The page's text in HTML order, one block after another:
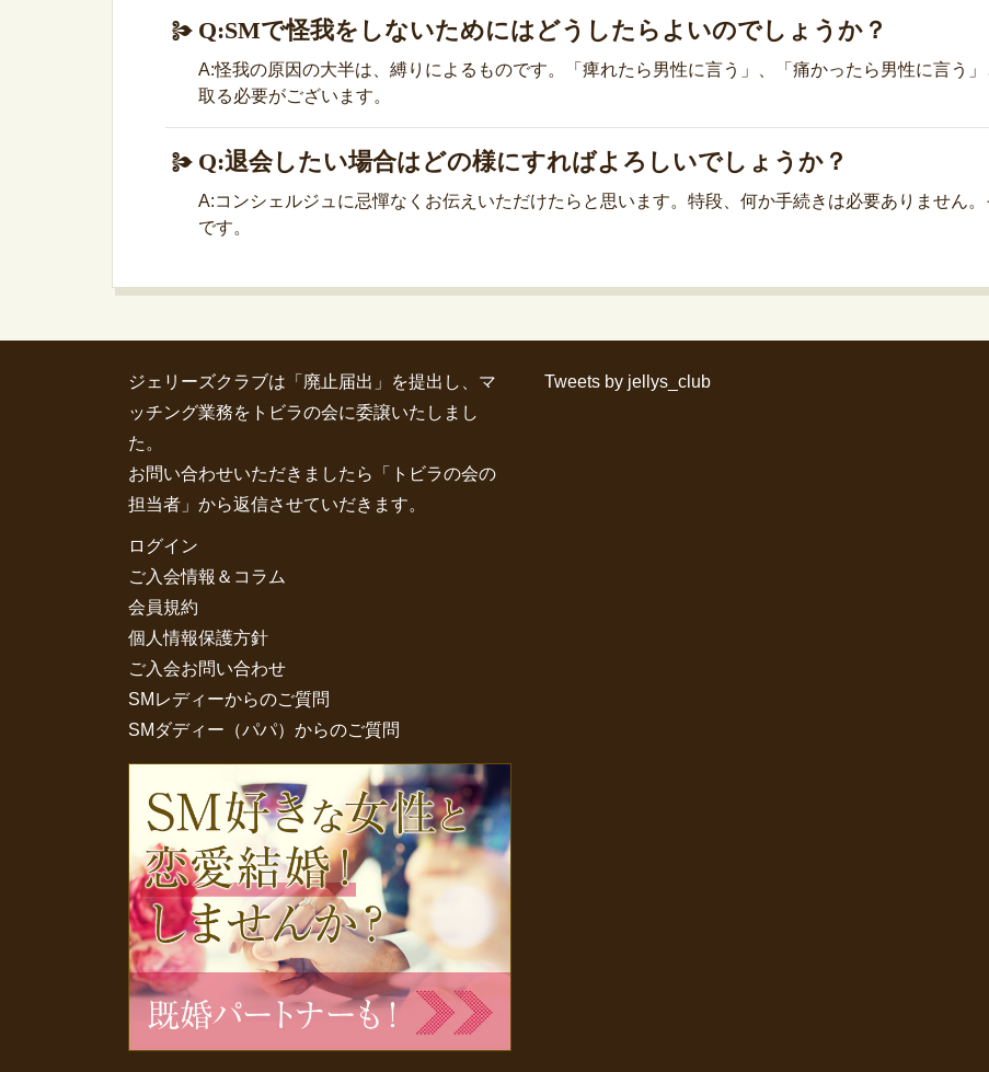
Q:SMで怪我をしないためにはどうしたらよいのでしょうか？
A:怪我の原因の大半は、縛りによるものです。「痺れたら男性に言う」、「痛かったら男性に言う
取る必要がございます。
Q:退会したい場合はどの様にすればよろしいでしょうか？
A:コンシェルジュに忌憚なくお伝えいただけたらと思います。特段、何か手続きは必要ありません
です。
ジェリーズクラブは「廃止届出」を提出し、マ
ッチング業務をトビラの会に委譲いたしまし
た。
お問い合わせいただきましたら「トビラの会の
担当者」から返信させていだきます。
ログイン
ご入会情報＆コラム
会員規約
個人情報保護方針
ご入会お問い合わせ
SMレディーからのご質問
SMダディー（パパ）からのご質問
Tweets by jellys_club